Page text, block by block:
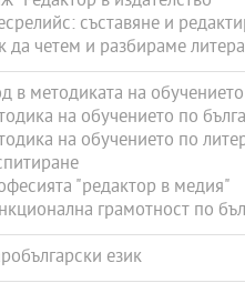
съставяне и
да четем и разбираме
в методиката на
на обучението по
на обучението по
"редактор в медия"
грамотност по
език